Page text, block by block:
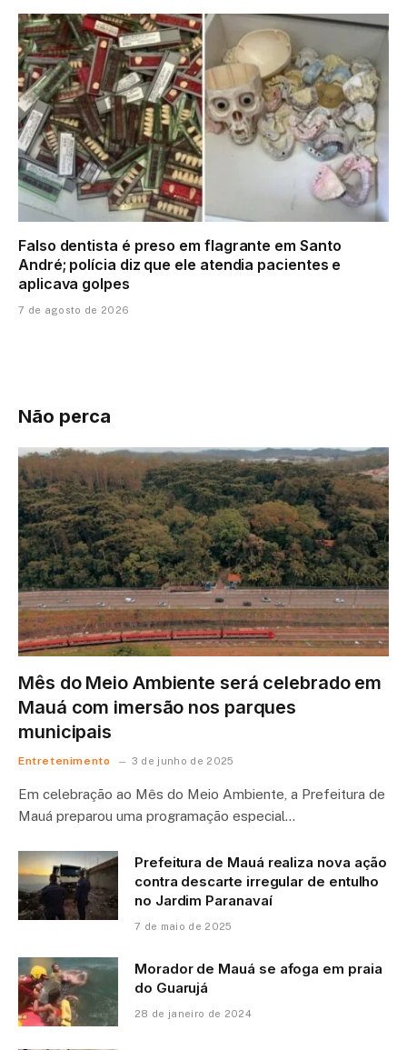
Falso dentista é preso em flagrante em Santo
André; polícia diz que ele atendia pacientes e
aplicava golpes
7 de agosto de 2026
Não perca
Mês do Meio Ambiente será celebrado em
Mauá com imersão nos parques
municipais
Entretenimento 3 de junho de 2025
Em celebração ao Mês do Meio Ambiente, a Prefeitura de
Mauá preparou uma programação especial…
Prefeitura de Mauá realiza nova ação
contra descarte irregular de entulho
no Jardim Paranavaí
7 de maio de 2025
Morador de Mauá se afoga em praia
do Guarujá
28 de janeiro de 2024